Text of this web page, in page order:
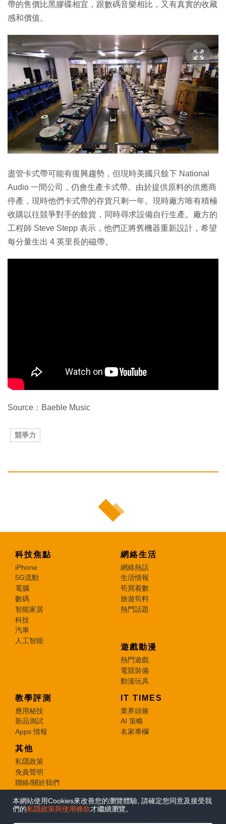
本網站使用Cookies來改善您的瀏覽體驗, 請確定您同意及接受我
們的私隱政策與使用條款才繼續瀏覽。
帶的售價比黑膠碟相宜，跟數碼音樂相比，又有真實的收藏
感和價值。
盡管卡式帶可能有復興趨勢，但現時美國只餘下 National
Audio 一間公司，仍會生產卡式帶。由於提供原料的供應商
停產，現時他們卡式帶的存貨只剩一年。現時廠方唯有積極
收購以往競爭對手的餘貨，同時尋求設備自行生產。廠方的
工程師 Steve Stepp 表示，他們正將舊機器重新設計，希望
每分量生出 4 英里長的磁帶。
Source：Baeble Music
競爭力
科技焦點
iPhone
5G流動
電腦
數碼
智能家居
科技
汽車
人工智能
網絡生活
網絡熱話
生活情報
筍買着數
旅遊筍料
熱門話題
遊戲動漫
熱門遊戲
電競裝備
動漫玩具
教學評測
應用秘技
新品測試
Apps 情報
IT TIMES
業界頭條
AI 策略
名家專欄
其他
私隱政策
免責聲明
聯絡/關於我們
© 2026 e-zone. All Rights Reserved.